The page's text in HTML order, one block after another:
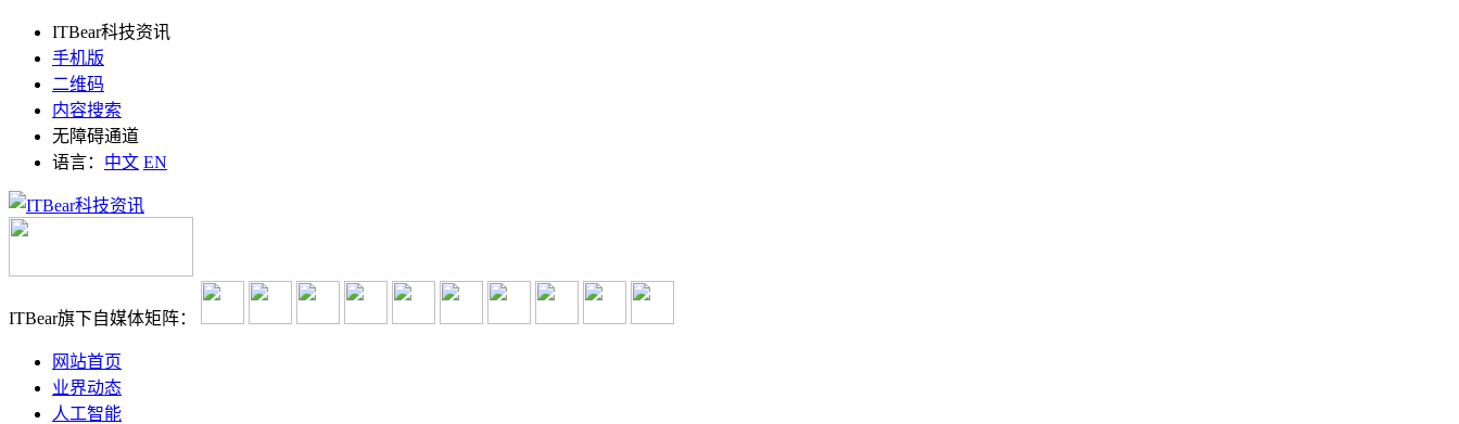
ITBear科技资讯
手机版
二维码
内容搜索
无障碍通道
语言： 中文 EN
ITBear旗下自媒体矩阵：
网站首页
业界动态
人工智能